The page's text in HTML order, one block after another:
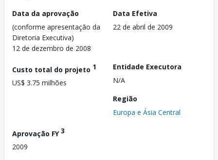
Data da aprovação
(conforme apresentação da
Diretoria Executiva)
12 de dezembro de 2008
Data Efetiva
22 de abril de 2009
Custo total do projeto 1
US$ 3.75 milhões
Entidade Executora
N/A
Região
Europa e Ásia Central
Aprovação FY3
2009